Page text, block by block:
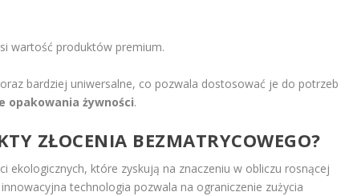
wartość produktów premium.
bardziej uniwersalne, co pozwala dostosować je do potrzeb
opakowania żywności.
ZŁOCENIA BEZMATRYCOWEGO?
ekologicznych, które zyskują na znaczeniu w obliczu rosnącej
technologia pozwala na ograniczenie zużycia